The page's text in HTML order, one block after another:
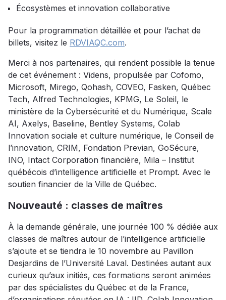
Écosystèmes et innovation collaborative
Pour la programmation détaillée et pour l’achat de
billets, visitez le RDVIAQC.com.
Merci à nos partenaires, qui rendent possible la tenue
de cet événement : Videns, propulsée par Cofomo,
Microsoft, Mirego, Qohash, COVEO, Fasken, Québec
Tech, Alfred Technologies, KPMG, Le Soleil, le
ministère de la Cybersécurité et du Numérique, Scale
AI, Axelys, Baseline, Bentley Systems, Colab
Innovation sociale et culture numérique, le Conseil de
l’innovation, CRIM, Fondation Previan, GoSécure,
INO, Intact Corporation financière, Mila – Institut
québécois d’intelligence artificielle et Prompt. Avec le
soutien financier de la Ville de Québec.
Nouveauté : classes de maîtres
À la demande générale, une journée 100 % dédiée aux
classes de maîtres autour de l’intelligence artificielle
s’ajoute et se tiendra le 10 novembre au Pavillon
Desjardins de l’Université Laval. Destinées autant aux
curieux qu’aux initiés, ces formations seront animées
par des spécialistes du Québec et de la France,